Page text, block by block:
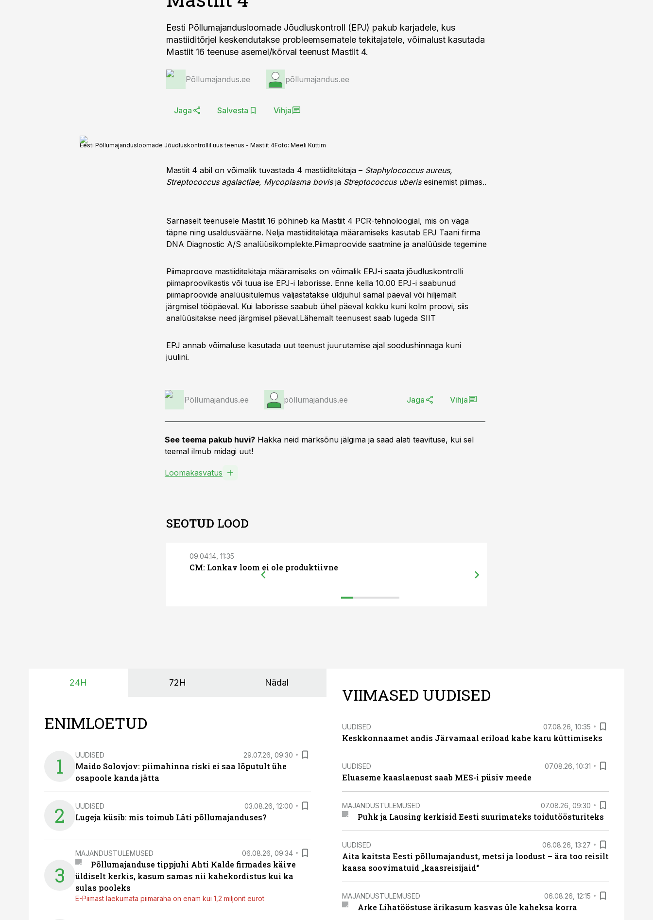
Eesti Põllumajandusloomade Jõudluskontroll (EPJ) pakub karjadele, kus
mastiiditõrjel keskendutakse probleemsematele tekitajatele, võimalust kasutada
Mastiit 16 teenuse asemel/kõrval teenust Mastiit 4.
Põllumajandus.ee põllumajandus.ee
Jaga Salvesta Vihja
Eesti Põllumajandusloomade Jõudluskontrollil uus teenus - Mastiit 4Foto: Meeli Küttim
Mastiit 4 abil on võimalik tuvastada 4 mastiiditekitaja – Staphylococcus aureus,
Streptococcus agalactiae, Mycoplasma bovisja Streptococcus uberisesinemist piimas..
Sarnaselt teenusele Mastiit 16 põhineb ka Mastiit 4 PCR-tehnoloogial, mis on väga
täpne ning usaldusväärne. Nelja mastiiditekitaja määramiseks kasutab EPJ Taani firma
DNA Diagnostic A/S analüüsikomplekte.Piimaproovide saatmine ja analüüside tegemine
Piimaproove mastiiditekitaja määramiseks on võimalik EPJ-i saata jõudluskontrolli
piimaproovikastis või tuua ise EPJ-i laborisse. Enne kella 10.00 EPJ-i saabunud
piimaproovide analüüsitulemus väljastatakse üldjuhul samal päeval või hiljemalt
järgmisel tööpäeval. Kui laborisse saabub ühel päeval kokku kuni kolm proovi, siis
analüüsitakse need järgmisel päeval.Lähemalt teenusest saab lugeda SIIT
EPJ annab võimaluse kasutada uut teenust juurutamise ajal soodushinnaga kuni
juulini.
Põllumajandus.ee põllumajandus.ee Jaga Vihja
See teema pakub huvi? Hakka neid märksõnu jälgima ja saad alati teavituse, kui sel
teemal ilmub midagi uut!
Loomakasvatus
SEOTUD LOOD
09.04.14, 11:35
CM: Lonkav loom ei ole produktiivne
24H 72H Nädal
ENIMLOETUD
1 UUDISED 29.07.26, 09:30
Maido Solovjov: piimahinna riski ei saa lõputult ühe
osapoole kanda jätta
2 UUDISED 03.08.26, 12:00
Lugeja küsib: mis toimub Läti põllumajanduses?
3
MAJANDUSTULEMUSED 06.08.26, 09:34
Põllumajanduse tippjuhi Ahti Kalde firmades käive
üldiselt kerkis, kasum samas nii kahekordistus kui ka
sulas pooleks
E-Piimast laekumata piimaraha on enam kui 1,2 miljonit eurot
VIIMASED UUDISED
UUDISED 07.08.26, 10:35
Keskkonnaamet andis Järvamaal eriload kahe karu küttimiseks
UUDISED 07.08.26, 10:31
Eluaseme kaaslaenust saab MES-i püsiv meede
MAJANDUSTULEMUSED 07.08.26, 09:30
Puhk ja Lausing kerkisid Eesti suurimateks toidutöösturiteks
UUDISED 06.08.26, 13:27
Aita kaitsta Eesti põllumajandust, metsi ja loodust – ära too reisilt
kaasa soovimatuid „kaasreisijaid“
MAJANDUSTULEMUSED 06.08.26, 12:15
Arke Lihatööstuse ärikasum kasvas üle kaheksa korra